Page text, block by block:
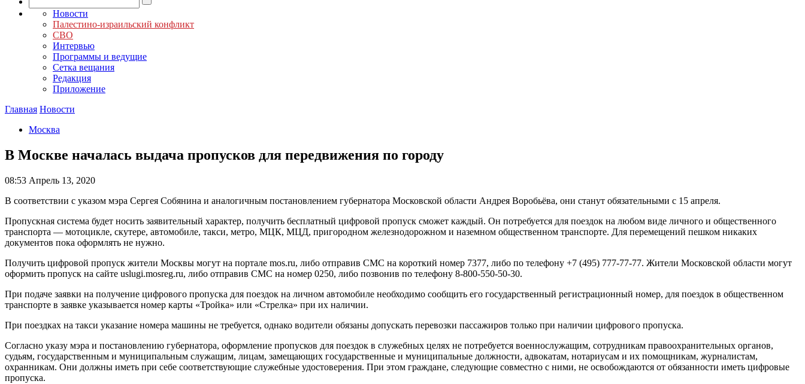
Новости
Палестино-израильский конфликт
СВО
Интервью
Программы и ведущие
Сетка вещания
Редакция
Приложение
Главная Новости
Москва
В Москве началась выдача пропусков для передвижения по городу
08:53 Апрель 13, 2020
В соответствии с указом мэра Сергея Собянина и аналогичным постановлением губернатора Московской области Андрея Воробьёва, они станут обязательными с 15 апреля.
Пропускная система будет носить заявительный характер, получить бесплатный цифровой пропуск сможет каждый. Он потребуется для поездок на любом виде личного и общественного
транспорта — мотоцикле, скутере, автомобиле, такси, метро, МЦК, МЦД, пригородном железнодорожном и наземном общественном транспорте. Для перемещений пешком никаких
документов пока оформлять не нужно.
Получить цифровой пропуск жители Москвы могут на портале mos.ru, либо отправив СМС на короткий номер 7377, либо по телефону +7 (495) 777-77-77. Жители Московской области могут
оформить пропуск на сайте uslugi.mosreg.ru, либо отправив СМС на номер 0250, либо позвонив по телефону 8-800-550-50-30.
При подаче заявки на получение цифрового пропуска для поездок на личном автомобиле необходимо сообщить его государственный регистрационный номер, для поездок в общественном
транспорте в заявке указывается номер карты «Тройка» или «Стрелка» при их наличии.
При поездках на такси указание номера машины не требуется, однако водители обязаны допускать перевозки пассажиров только при наличии цифрового пропуска.
Согласно указу мэра и постановлению губернатора, оформление пропусков для поездок в служебных целях не потребуется военнослужащим, сотрудникам правоохранительных органов,
судьям, государственным и муниципальным служащим, лицам, замещающих государственные и муниципальные должности, адвокатам, нотариусам и их помощникам, журналистам,
охранникам. Они должны иметь при себе соответствующие служебные удостоверения. При этом граждане, следующие совместно с ними, не освобождаются от обязанности иметь цифровые
пропуска.